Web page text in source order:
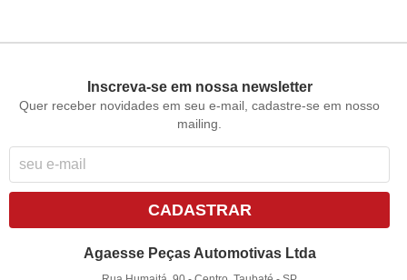
Inscreva-se em nossa newsletter
Quer receber novidades em seu e-mail, cadastre-se em nosso
mailing.
CADASTRAR
Agaesse Peças Automotivas Ltda